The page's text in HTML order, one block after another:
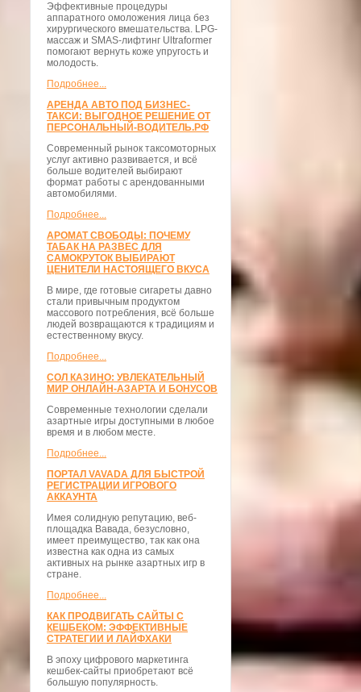
Эффективные процедуры
аппаратного омоложения лица без
хирургического вмешательства. LPG-
массаж и SMAS-лифтинг Ultraformer
помогают вернуть коже упругость и
молодость.
Подробнее...
АРЕНДА АВТО ПОД БИЗНЕС-
ТАКСИ: ВЫГОДНОЕ РЕШЕНИЕ ОТ
ПЕРСОНАЛЬНЫЙ-ВОДИТЕЛЬ.РФ
Современный рынок таксомоторных
услуг активно развивается, и всё
больше водителей выбирают
формат работы с арендованными
автомобилями.
Подробнее...
АРОМАТ СВОБОДЫ: ПОЧЕМУ
ТАБАК НА РАЗВЕС ДЛЯ
САМОКРУТОК ВЫБИРАЮТ
ЦЕНИТЕЛИ НАСТОЯЩЕГО ВКУСА
В мире, где готовые сигареты давно
стали привычным продуктом
массового потребления, всё больше
людей возвращаются к традициям и
естественному вкусу.
Подробнее...
СОЛ КАЗИНО: УВЛЕКАТЕЛЬНЫЙ
МИР ОНЛАЙН-АЗАРТА И БОНУСОВ
Современные технологии сделали
азартные игры доступными в любое
время и в любом месте.
Подробнее...
ПОРТАЛ VAVADA ДЛЯ БЫСТРОЙ
РЕГИСТРАЦИИ ИГРОВОГО
АККАУНТА
Имея солидную репутацию, веб-
площадка Вавада, безусловно,
имеет преимущество, так как она
известна как одна из самых
активных на рынке азартных игр в
стране.
Подробнее...
КАК ПРОДВИГАТЬ САЙТЫ С
КЕШБЕКОМ: ЭФФЕКТИВНЫЕ
СТРАТЕГИИ И ЛАЙФХАКИ
В эпоху цифрового маркетинга
кешбек-сайты приобретают всё
большую популярность.